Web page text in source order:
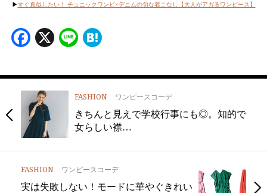
▶︎すぐ真似したい！ チュニックワンピ×デニムの旬な着こなし【大人がアガるワンピース】
Facebook
X Line
FASHION ワンピースコーデ
きちんと見えで学校行事にも◎。知的で
女らしい襟…
FASHION ワンピースコーデ
実は失敗しない！モードに華やぐきれい